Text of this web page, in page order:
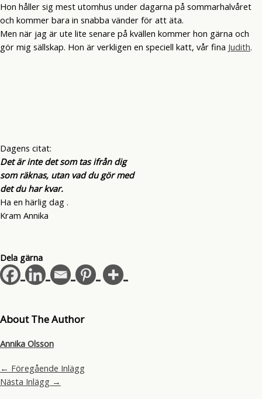
Hon håller sig mest utomhus under dagarna på sommarhalvåret
och kommer bara in snabba vänder för att äta.
Men när jag är ute lite senare på kvällen kommer hon gärna och
gör mig sällskap. Hon är verkligen en speciell katt, vår fina Judith.
Dagens citat:
Det är inte det som tas ifrån dig
som räknas, utan vad du gör med
det du har kvar.
Ha en härlig dag .
Kram Annika
Dela gärna
About The Author
Annika Olsson
← Föregående Inlägg
Nästa Inlägg →